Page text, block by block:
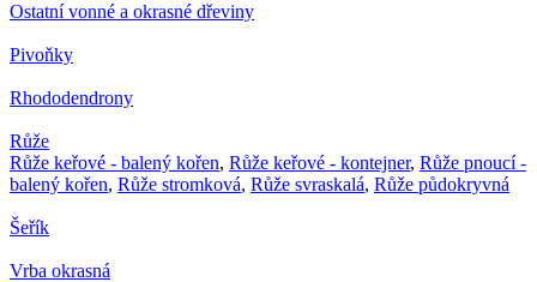
Ostatní vonné a okrasné dřeviny
Pivoňky
Rhododendrony
Růže
Růže keřové - balený kořen, Růže keřové - kontejner, Růže pnoucí -
balený kořen, Růže stromková, Růže svraskalá, Růže půdokryvná
Šeřík
Vrba okrasná